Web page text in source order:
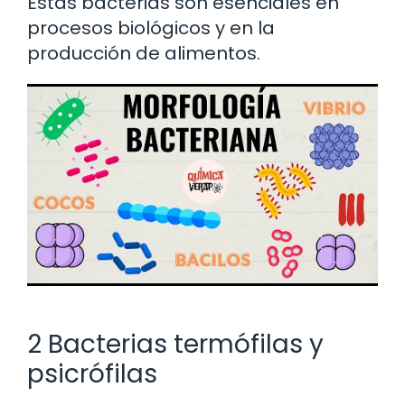
procesos biológicos y en la
producción de alimentos.
2 Bacterias termófilas y
psicrófilas